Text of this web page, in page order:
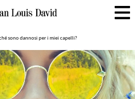
sono dannosi per i miei capelli?